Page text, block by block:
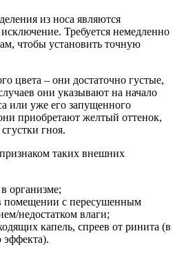
из носа являются
Требуется немедленно
чтобы установить точную
цвета – они достаточно густые,
они указывают на начало
или уже его запущенного
приобретают желтый оттенок,
гноя.
таких внешних
организме;
помещении с пересушенным
недостатком влаги;
капель, спреев от ринита (в
эффекта).